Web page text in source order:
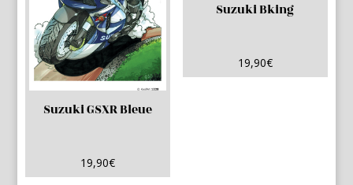
Suzuki GSXR Bleue
19,90€
Suzuki Bking
19,90€